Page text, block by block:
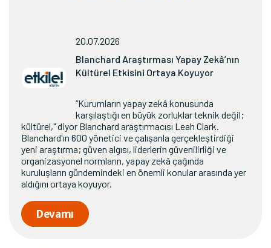
20.07.2026
Blanchard Araştırması Yapay Zekâ’nın
Kültürel Etkisini Ortaya Koyuyor
“Kurumların yapay zekâ konusunda
karşılaştığı en büyük zorluklar teknik değil;
kültürel," diyor Blanchard araştırmacısı Leah Clark.
Blanchard'ın 600 yönetici ve çalışanla gerçekleştirdiği
yeni araştırma; güven algısı, liderlerin güvenilirliği ve
organizasyonel normların, yapay zekâ çağında
kuruluşların gündemindeki en önemli konular arasında yer
aldığını ortaya koyuyor.
Devamı